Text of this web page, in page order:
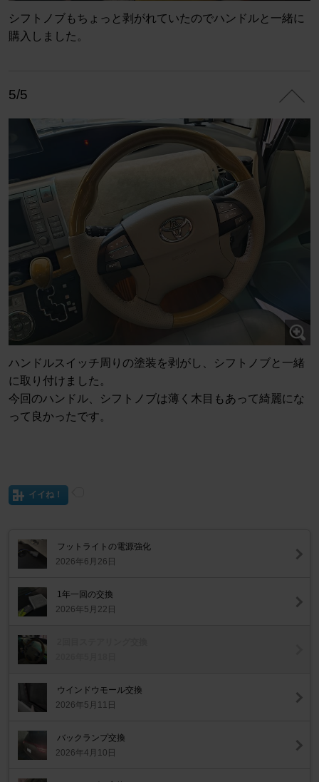
シフトノブもちょっと剥がれていたのでハンドルと一緒に
購入しました。
5/5
ハンドルスイッチ周りの塗装を剥がし、シフトノブと一緒
に取り付けました。
今回のハンドル、シフトノブは薄く木目もあって綺麗にな
って良かったです。
イイね！
フットライトの電源強化
2026年6月26日
1年一回の交換
2026年5月22日
ウインドウモール交換
2026年5月11日
バックランプ交換
2026年4月10日